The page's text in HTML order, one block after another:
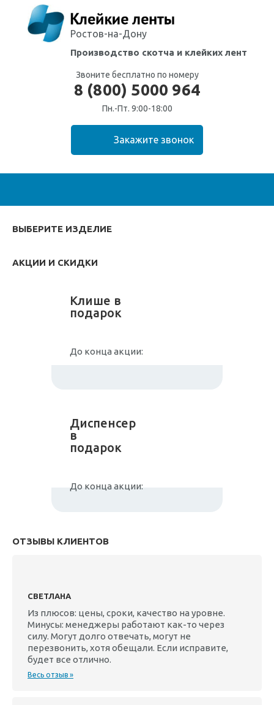
Ростов-на-Дону
Производство скотча и клейких лент
Звоните бесплатно по номеру
8 (800) 5000 964
Пн.-Пт. 9:00-18:00
ВЫБЕРИТЕ ИЗДЕЛИЕ
АКЦИИ И СКИДКИ
Клише в
подарок
До конца акции:
Диспенсер
в
подарок
До конца акции:
ОТЗЫВЫ КЛИЕНТОВ
СВЕТЛАНА
Из плюсов: цены, сроки, качество на уровне.
Минусы: менеджеры работают как-то через
силу. Могут долго отвечать, могут не
перезвонить, хотя обещали. Если исправите,
будет все отлично.
Весь отзыв »